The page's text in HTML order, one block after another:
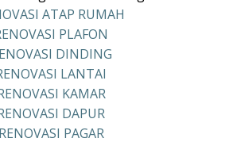
ATAP RUMAH
PLAFON
DINDING
LANTAI
KAMAR
DAPUR
RENOVASI PAGAR